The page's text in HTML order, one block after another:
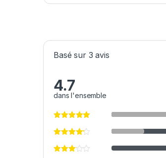
Basé sur 3 avis
4.7
dans l'ensemble